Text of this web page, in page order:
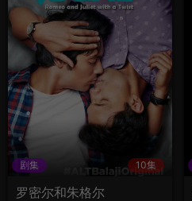
剧集 10集
罗密尔和朱格尔